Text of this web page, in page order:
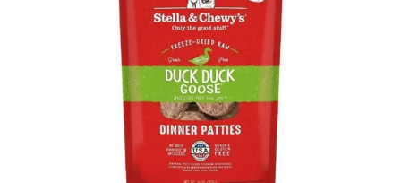
開
啟
圖
庫
檢
視
中